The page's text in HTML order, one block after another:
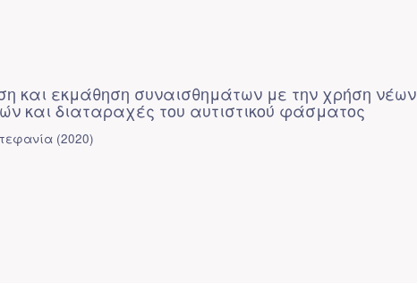
και εκμάθηση συναισθημάτων με την χρήση νέων
και διαταραχές του αυτιστικού φάσματος
(2020)